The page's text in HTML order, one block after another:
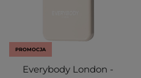
PROMOCJA
Everybody London -